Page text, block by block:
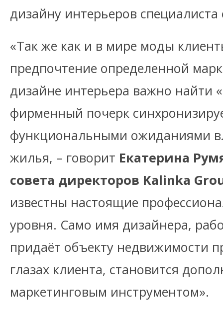
дизайну интерьеров
«Так же как и в мире моды
предпочтение определенной
дизайне интерьера важно найти
фирменный почерк
функциональными ожиданиями
жилья, – говорит Екатерина
совета директоров Kalinka
известны настоящие
уровня. Само имя дизайнера,
придаёт объекту недвижимости
глазах клиента, становится
маркетинговым инструментом».